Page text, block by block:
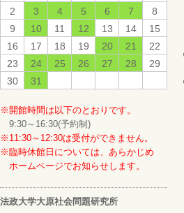
2
3 4 5 6 7
8
9
10 11 12 13 14
15
16
17 18 19 20 21
22
23
24 25 26 27 28
29
30
31
※開館時間は以下のとおりです。
9:30～16:30(予約制)
※11:30～12:30は受付ができません。
※臨時休館日については、あらかじめ
ホームページでお知らせします。
法政大学大原社会問題研究所